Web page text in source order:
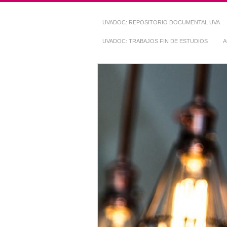
UVADOC: REPOSITORIO DOCUMENTAL UVA
UVADOC: TRABAJOS FIN DE ESTUDIOS
Repositorio
~ UVaDOC